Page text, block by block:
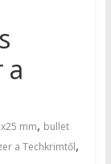
a
mm, bullet
a Techkrimtől,